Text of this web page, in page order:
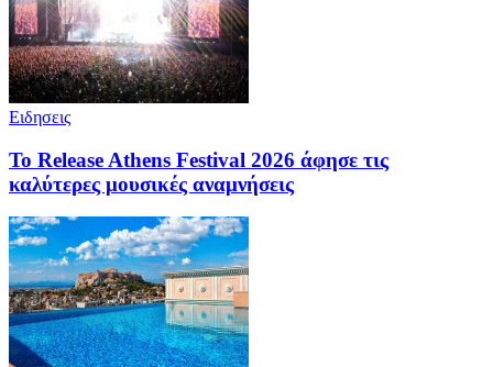
Ειδησεις
Το Release Athens Festival 2026 άφησε τις
καλύτερες μουσικές αναμνήσεις